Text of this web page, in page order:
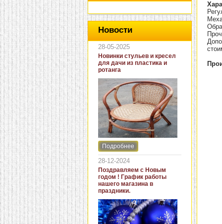
Новости
28-05-2025
Новинки стульев и кресел
для дачи из пластика и
ротанга
Интернет-магазин "Кровать
и диван" представляет
новинки стульев и кресел
для дачи. В ассортименте
представлены как
бюджетные модели из
пластика для дачи, так и
кресла для загородных
домов из натурального и
искусственного ротанга.
Подробнее
28-12-2024
Поздравляем с Новым
годом ! График работы
нашего магазина в
праздники.